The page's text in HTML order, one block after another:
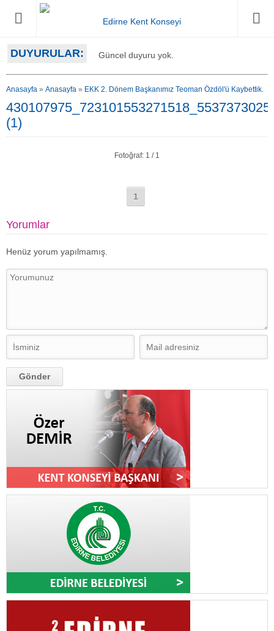
DUYURULAR: Güncel duyuru yok.
Anasayfa » Anasayfa » EKK 2. Dönem Başkanımız Teoman Özdöl'ü Kaybettik.
(1)
Fotoğraf: 1 / 1
1
Yorumlar
Henüz yorum yapılmamış.